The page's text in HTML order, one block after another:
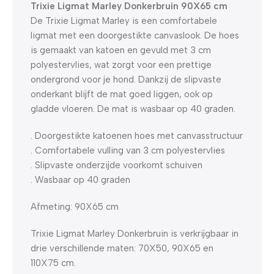
Trixie Ligmat Marley Donkerbruin 90X65 cm
De Trixie Ligmat Marley is een comfortabele
ligmat met een doorgestikte canvaslook. De hoes
is gemaakt van katoen en gevuld met 3 cm
polyestervlies, wat zorgt voor een prettige
ondergrond voor je hond. Dankzij de slipvaste
onderkant blijft de mat goed liggen, ook op
gladde vloeren. De mat is wasbaar op 40 graden.
. Doorgestikte katoenen hoes met canvasstructuur
. Comfortabele vulling van 3 cm polyestervlies
. Slipvaste onderzijde voorkomt schuiven
. Wasbaar op 40 graden
Afmeting: 90X65 cm
Trixie Ligmat Marley Donkerbruin is verkrijgbaar in
drie verschillende maten: 70X50, 90X65 en
110X75 cm.